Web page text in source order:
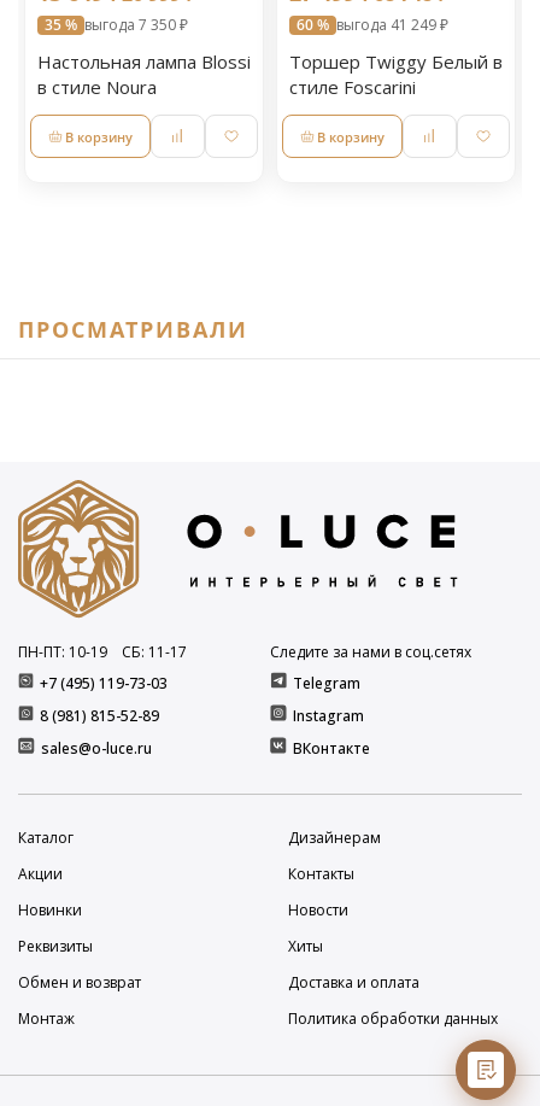
35 % выгода 7 350 ₽
Настольная лампа Blossi
в стиле Noura
В корзину
60 % выгода 41 249 ₽
Торшер Twiggy Белый в
стиле Foscarini
В корзину
ПРОСМАТРИВАЛИ
+7 (495) 119-73-03
8 (981) 815-52-89
ПН-ПТ: 10-19 СБ: 11-17
sales@o-luce.ru
Следите за нами в соц.сетях
Telegram
Instagram
ВКонтакте
Каталог
Дизайнерам
Акции
Контакты
Новинки
Новости
Реквизиты
Хиты
Обмен и возврат
Доставка и оплата
Монтаж
Политика обработки данных